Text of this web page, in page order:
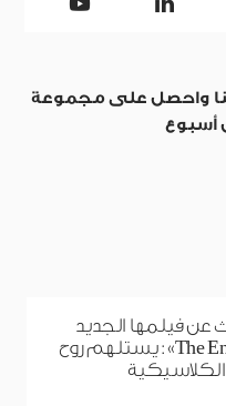
واحصل على مجموعة
أسبوع
عن فيلمها الجديد
«The End of Oak Street»: يستلهم روح
الكلاسيكية